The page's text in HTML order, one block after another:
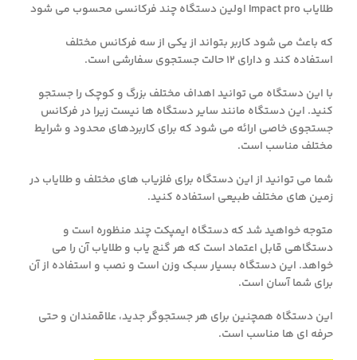
طلایاب Impact pro اولین دستگاه چند فرکانسی محسوب می شود
که باعث می شود کاربر بتواند از یکی از سه فرکانس مختلف
استفاده کند و دارای 12 حالت جستجوی سفارشی است.
با این دستگاه می توانید اهداف مختلف بزرگ و کوچک را جستجو
کنید. این دستگاه مانند سایر دستگاه ها نیست زیرا در فرکانس
جستجوی خاصی ارائه می شود که برای کاربردهای محدود و شرایط
مختلف مناسب است.
شما می توانید از این دستگاه برای فلزیاب های مختلف و طلایاب در
زمین های مختلف طبیعی استفاده کنید.
متوجه خواهید شد که دستگاه ایمپکت چند منظوره است و
دستگاهی قابل اعتماد است که هر گنج یاب و طلایاب آن را می
خواهد. این دستگاه بسیار سبک وزن است و نصب و استفاده از آن
برای شما آسان است.
این دستگاه همچنین برای هر جستجوگر جدید، علاقمندان و حتی
حرفه ای ها مناسب است.